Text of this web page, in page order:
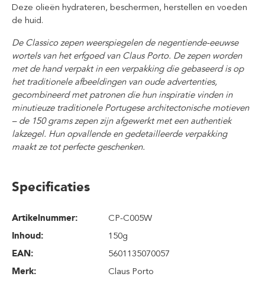
Deze olieën hydrateren, beschermen, herstellen en voeden
de huid.
De Classico zepen weerspiegelen de negentiende-eeuwse
wortels van het erfgoed van Claus Porto. De zepen worden
met de hand verpakt in een verpakking die gebaseerd is op
het traditionele afbeeldingen van oude advertenties,
gecombineerd met patronen die hun inspiratie vinden in
minutieuze traditionele Portugese architectonische motieven
– de 150 grams zepen zijn afgewerkt met een authentiek
lakzegel. Hun opvallende en gedetailleerde verpakking
maakt ze tot perfecte geschenken.
Specificaties
Artikelnummer:
CP-C005W
Inhoud:
150g
EAN:
5601135070057
Merk:
Claus Porto